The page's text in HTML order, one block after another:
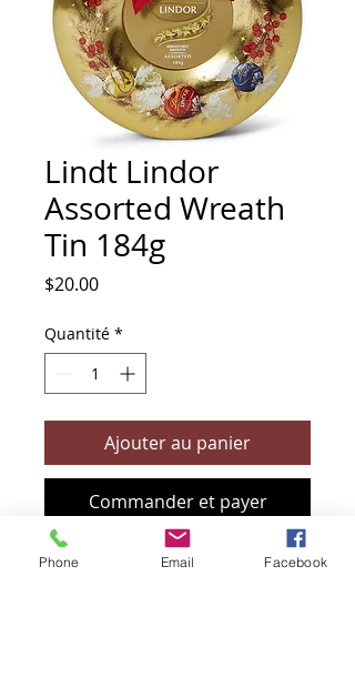
Lindt Lindor
Assorted Wreath
Tin 184g
$20.00Prix
Quantité *
Ajouter au panier
Commander et payer
Phone Email Facebook